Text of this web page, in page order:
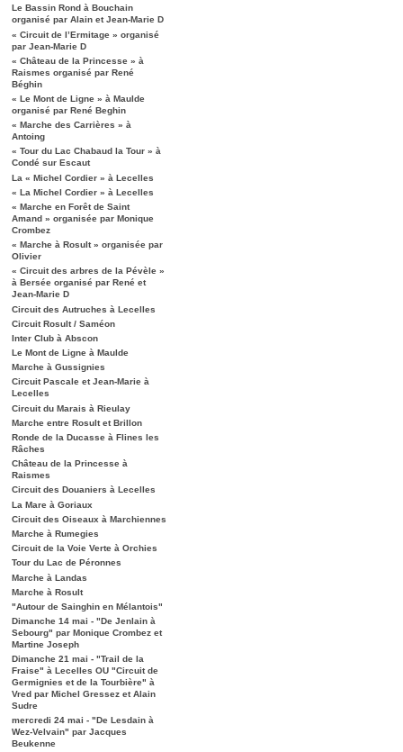
Le Bassin Rond à Bouchain
organisé par Alain et Jean-Marie D
« Circuit de l’Ermitage » organisé
par Jean-Marie D
« Château de la Princesse » à
Raismes organisé par René
Béghin
« Le Mont de Ligne » à Maulde
organisé par René Beghin
« Marche des Carrières » à
Antoing
« Tour du Lac Chabaud la Tour » à
Condé sur Escaut
La « Michel Cordier » à Lecelles
« La Michel Cordier » à Lecelles
« Marche en Forêt de Saint
Amand » organisée par Monique
Crombez
« Marche à Rosult » organisée par
Olivier
« Circuit des arbres de la Pévèle »
à Bersée organisé par René et
Jean-Marie D
Circuit des Autruches à Lecelles
Circuit Rosult / Saméon
Inter Club à Abscon
Le Mont de Ligne à Maulde
Marche à Gussignies
Circuit Pascale et Jean-Marie à
Lecelles
Circuit du Marais à Rieulay
Marche entre Rosult et Brillon
Ronde de la Ducasse à Flines les
Râches
Château de la Princesse à
Raismes
Circuit des Douaniers à Lecelles
La Mare à Goriaux
Circuit des Oiseaux à Marchiennes
Marche à Rumegies
Circuit de la Voie Verte à Orchies
Tour du Lac de Péronnes
Marche à Landas
Marche à Rosult
"Autour de Sainghin en Mélantois"
Dimanche 14 mai - "De Jenlain à
Sebourg" par Monique Crombez et
Martine Joseph
Dimanche 21 mai - "Trail de la
Fraise" à Lecelles OU "Circuit de
Germignies et de la Tourbière" à
Vred par Michel Gressez et Alain
Sudre
mercredi 24 mai - "De Lesdain à
Wez-Velvain" par Jacques
Beukenne